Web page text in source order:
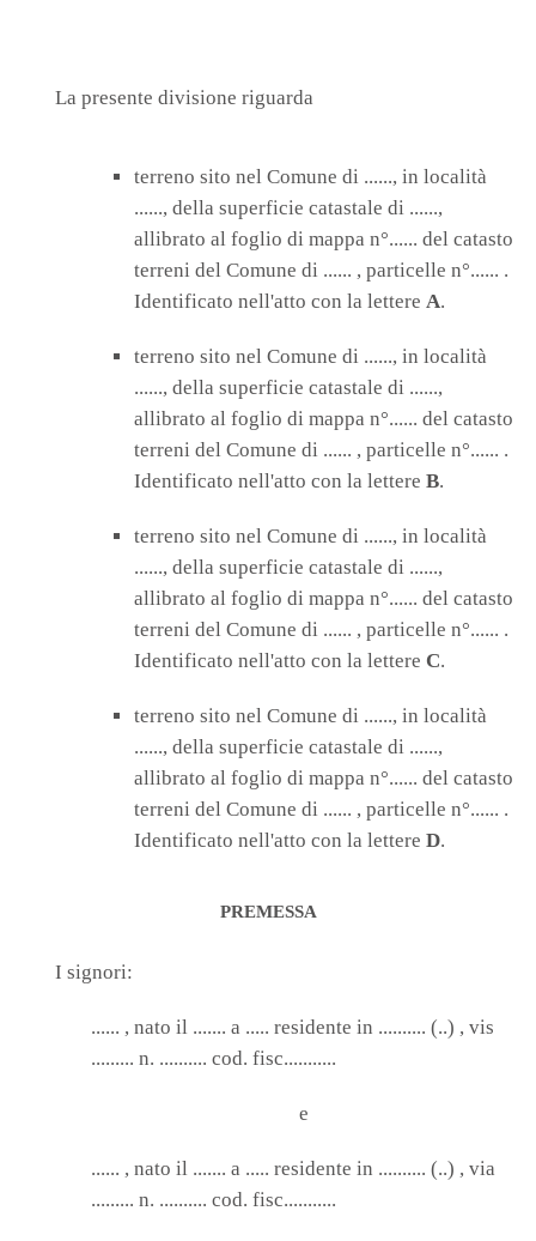
La presente divisione riguarda
terreno sito nel Comune di ......, in località
......, della superficie catastale di ......,
allibrato al foglio di mappa n°...... del catasto
terreni del Comune di ...... , particelle n°...... .
Identificato nell'atto con la lettere A.
terreno sito nel Comune di ......, in località
......, della superficie catastale di ......,
allibrato al foglio di mappa n°...... del catasto
terreni del Comune di ...... , particelle n°...... .
Identificato nell'atto con la lettere B.
terreno sito nel Comune di ......, in località
......, della superficie catastale di ......,
allibrato al foglio di mappa n°...... del catasto
terreni del Comune di ...... , particelle n°...... .
Identificato nell'atto con la lettere C.
terreno sito nel Comune di ......, in località
......, della superficie catastale di ......,
allibrato al foglio di mappa n°...... del catasto
terreni del Comune di ...... , particelle n°...... .
Identificato nell'atto con la lettere D.
PREMESSA
I signori:
...... , nato il ....... a ..... residente in .......... (..) , vis
......... n. .......... cod. fisc...........
e
...... , nato il ....... a ..... residente in .......... (..) , via
......... n. .......... cod. fisc...........